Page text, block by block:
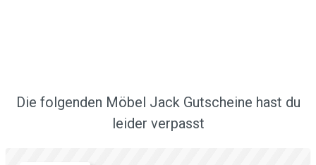
Die folgenden Möbel Jack Gutscheine hast du
leider verpasst